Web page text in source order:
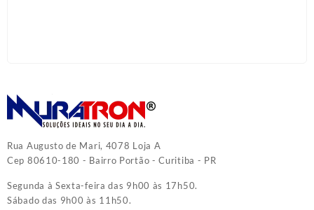
Rua Augusto de Mari, 4078 Loja A
Cep 80610-180 - Bairro Portão - Curitiba - PR
Segunda à Sexta-feira das 9h00 às 17h50.
Sábado das 9h00 às 11h50.